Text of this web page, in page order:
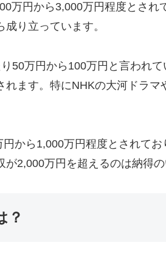
万円から3,000万円程度とさ
り立っています。
50万円から100万円と言われ
ます。特にNHKの大河ドラ
から1,000万円程度とされて
2,000万円を超えるのは納得の
？